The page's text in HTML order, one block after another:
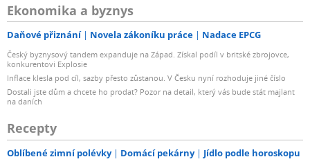
Ekonomika a byznys
Daňové přiznání Novela zákoníku práce Nadace EPCG
Český byznysový tandem expanduje na Západ. Získal podíl v britské zbrojovce,
konkurentovi Explosie
Inflace klesla pod cíl, sazby přesto zůstanou. V Česku nyní rozhoduje jiné číslo
Dostali jste dům a chcete ho prodat? Pozor na detail, který vás bude stát majlant
na daních
Recepty
Oblíbené zimní polévky Domácí pekárny Jídlo podle horoskopu